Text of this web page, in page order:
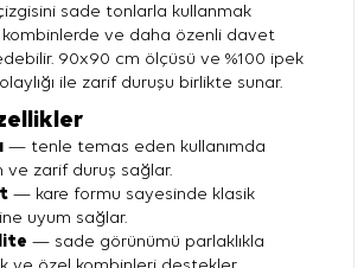
sade tonlarla kullanmak
kombinlerde ve daha özenli davet
90x90 cm ölçüsü ve %100 ipek
ile zarif duruşu birlikte sunar.
— tenle temas eden kullanımda
zarif duruş sağlar.
— kare formu sayesinde klasik
uyum sağlar.
— sade görünümü parlaklıkla